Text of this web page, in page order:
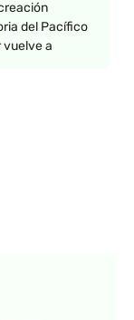
del Pacífico
vuelve a